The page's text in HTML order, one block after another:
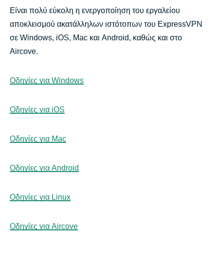
Είναι πολύ εύκολη η ενεργοποίηση του εργαλείου
αποκλεισμού ακατάλληλων ιστότοπων του ExpressVPN
σε Windows, iOS, Mac και Android, καθώς και στο
Aircove.
Οδηγίες για Windows
Οδηγίες για iOS
Οδηγίες για Mac
Οδηγίες για Android
Οδηγίες για Linux
Οδηγίες για Aircove